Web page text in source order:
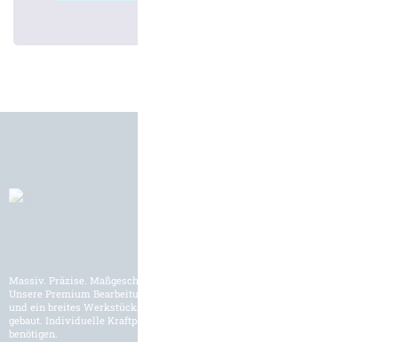
Massiv. Präzise. Maßgeschneidert.
Unsere Premium Bearbeitungszentren werden für den internationalen Markt
und ein breites Werkstückspektrum der Schwerzerspanung entwickelt und
gebaut. Individuelle Kraftpakete und Lösungen, wie Sie es für Ihre Fertigung
benötigen.